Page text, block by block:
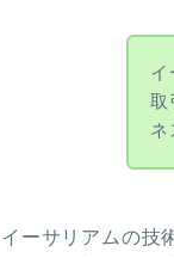
イ
取
ネ
イーサリアムの技